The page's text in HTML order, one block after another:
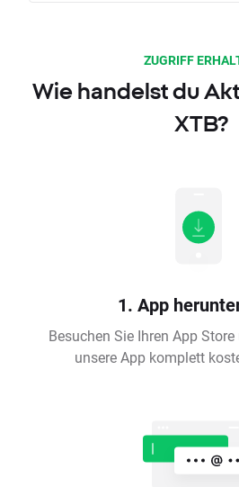
ZUGRIFF
Wie handelst du
XTB?
1. App
Besuchen Sie Ihren App
unsere App komplett